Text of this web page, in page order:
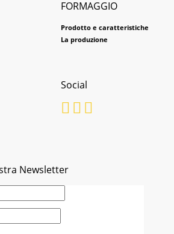
FORMAGGIO
Prodotto e caratteristiche
La produzione
Social
Newsletter